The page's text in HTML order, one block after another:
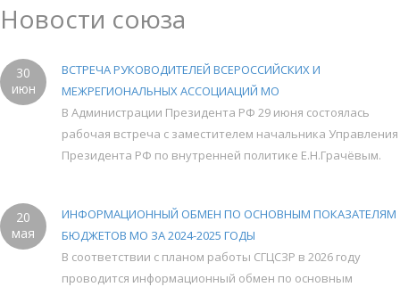
Новости союза
30
июн
ВСТРЕЧА РУКОВОДИТЕЛЕЙ ВСЕРОССИЙСКИХ И
МЕЖРЕГИОНАЛЬНЫХ АССОЦИАЦИЙ МО
В Администрации Президента РФ 29 июня состоялась
рабочая встреча с заместителем начальника Управления
Президента РФ по внутренней политике Е.Н.Грачёвым.
20
мая
ИНФОРМАЦИОННЫЙ ОБМЕН ПО ОСНОВНЫМ ПОКАЗАТЕЛЯМ
БЮДЖЕТОВ МО ЗА 2024-2025 ГОДЫ
В соответствии с планом работы СГЦСЗР в 2026 году
проводится информационный обмен по основным